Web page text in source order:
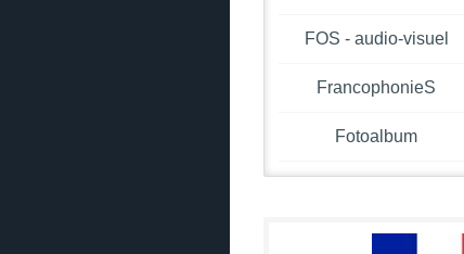
FOS - audio-visuel
FrancophonieS
Fotoalbum